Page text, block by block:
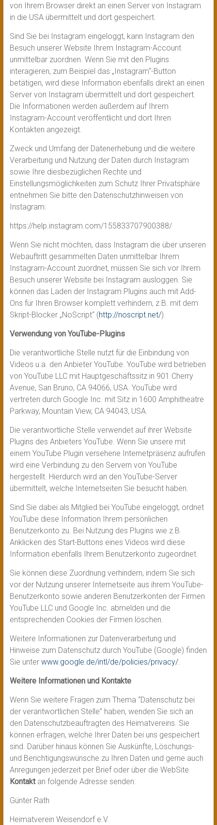
von Ihrem Browser direkt an einen Server von Instagram
in die USA übermittelt und dort gespeichert.
Sind Sie bei Instagram eingeloggt, kann Instagram den
Besuch unserer Website Ihrem Instagram-Account
unmittelbar zuordnen. Wenn Sie mit den Plugins
interagieren, zum Beispiel das „Instagram“-Button
betätigen, wird diese Information ebenfalls direkt an einen
Server von Instagram übermittelt und dort gespeichert.
Die Informationen werden außerdem auf Ihrem
Instagram-Account veröffentlicht und dort Ihren
Kontakten angezeigt.
Zweck und Umfang der Datenerhebung und die weitere
Verarbeitung und Nutzung der Daten durch Instagram
sowie Ihre diesbezüglichen Rechte und
Einstellungsmöglichkeiten zum Schutz Ihrer Privatsphäre
entnehmen Sie bitte den Datenschutzhinweisen von
Instagram:
https://help.instagram.com/155833707900388/
Wenn Sie nicht möchten, dass Instagram die über unseren
Webauftritt gesammelten Daten unmittelbar Ihrem
Instagram-Account zuordnet, müssen Sie sich vor Ihrem
Besuch unserer Website bei Instagram ausloggen. Sie
können das Laden der Instagram Plugins auch mit Add-
Ons für Ihren Browser komplett verhindern, z.B. mit dem
Skript-Blocker „NoScript“ (http://noscript.net/).
Verwendung von YouTube-Plugins
Die verantwortliche Stelle nutzt für die Einbindung von
Videos u.a. den Anbieter YouTube. YouTube wird betrieben
von YouTube LLC mit Hauptgeschäftssitz in 901 Cherry
Avenue, San Bruno, CA 94066, USA. YouTube wird
vertreten durch Google Inc. mit Sitz in 1600 Amphitheatre
Parkway, Mountain View, CA 94043, USA.
Die verantwortliche Stelle verwendet auf ihrer Website
Plugins des Anbieters YouTube. Wenn Sie unsere mit
einem YouTube Plugin versehene Internetpräsenz aufrufen
wird eine Verbindung zu den Servern von YouTube
hergestellt. Hierdurch wird an den YouTube-Server
übermittelt, welche Internetseiten Sie besucht haben.
Sind Sie dabei als Mitglied bei YouTube eingeloggt, ordnet
YouTube diese Information Ihrem persönlichen
Benutzerkonto zu. Bei Nutzung des Plugins wie z.B.
Anklicken des Start-Buttons eines Videos wird diese
Information ebenfalls Ihrem Benutzerkonto zugeordnet.
Sie können diese Zuordnung verhindern, indem Sie sich
vor der Nutzung unserer Internetseite aus ihrem YouTube-
Benutzerkonto sowie anderen Benutzerkonten der Firmen
YouTube LLC und Google Inc. abmelden und die
entsprechenden Cookies der Firmen löschen.
Weitere Informationen zur Datenverarbeitung und
Hinweise zum Datenschutz durch YouTube (Google) finden
Sie unter www.google.de/intl/de/policies/privacy/.
Weitere Informationen und Kontakte
Wenn Sie weitere Fragen zum Thema “Datenschutz bei
der verantwortlichen Stelle” haben, wenden Sie sich an
den Datenschutzbeauftragten des Heimatvereins. Sie
können erfragen, welche Ihrer Daten bei uns gespeichert
sind. Darüber hinaus können Sie Auskünfte, Löschungs-
und Berichtigungswünsche zu Ihren Daten und gerne auch
Anregungen jederzeit per Brief oder über die WebSite
Kontaktan folgende Adresse senden:
Günter Rath
Heimatverein Weisendorf e.V.